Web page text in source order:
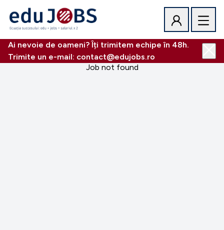
Ai nevoie de oameni? Îți trimitem echipe în 48h.
Trimite un e-mail: contact@edujobs.ro
Job not found